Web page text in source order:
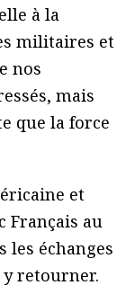
à la
militaires et
nos
mais
que la force
et
Français au
les échanges
retourner.